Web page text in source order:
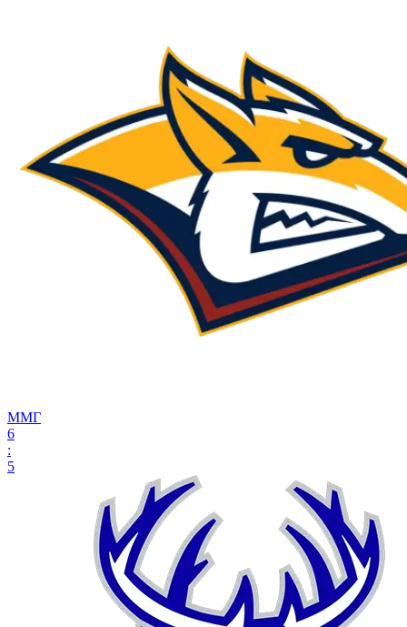
ММГ
6
:
5